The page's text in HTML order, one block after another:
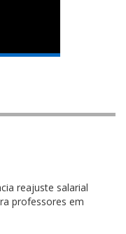
reajuste salarial
professores em